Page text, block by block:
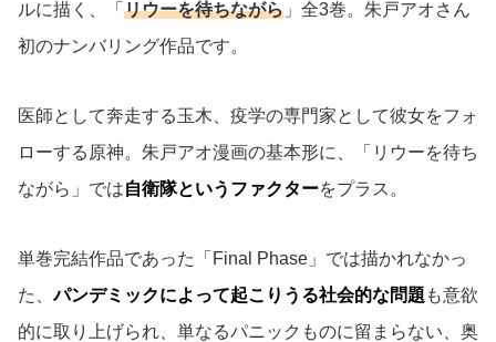
ルに描く、「 リウーを待ちながら 」全3巻。朱戸アオさん
初のナンバリング作品です。
医師として奔走する玉木、疫学の専門家として彼女をフォ
ローする原神。朱戸アオ漫画の基本形に、「リウーを待ち
ながら」では自衛隊というファクターをプラス。
単巻完結作品であった「Final Phase」では描かれなかっ
た、パンデミックによって起こりうる社会的な問題 も意欲
的に取り上げられ、単なるパニックものに留まらない、奥